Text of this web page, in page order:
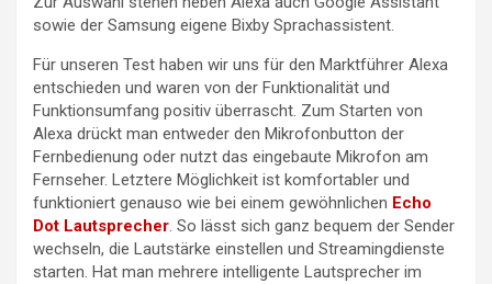
sowie der Samsung eigene Bixby Sprachassistent.
Für unseren Test haben wir uns für den Marktführer Alexa
entschieden und waren von der Funktionalität und
Funktionsumfang positiv überrascht. Zum Starten von
Alexa drückt man entweder den Mikrofonbutton der
Fernbedienung oder nutzt das eingebaute Mikrofon am
Fernseher. Letztere Möglichkeit ist komfortabler und
funktioniert genauso wie bei einem gewöhnlichen Echo
Dot Lautsprecher. So lässt sich ganz bequem der Sender
wechseln, die Lautstärke einstellen und Streamingdienste
starten. Hat man mehrere intelligente Lautsprecher im